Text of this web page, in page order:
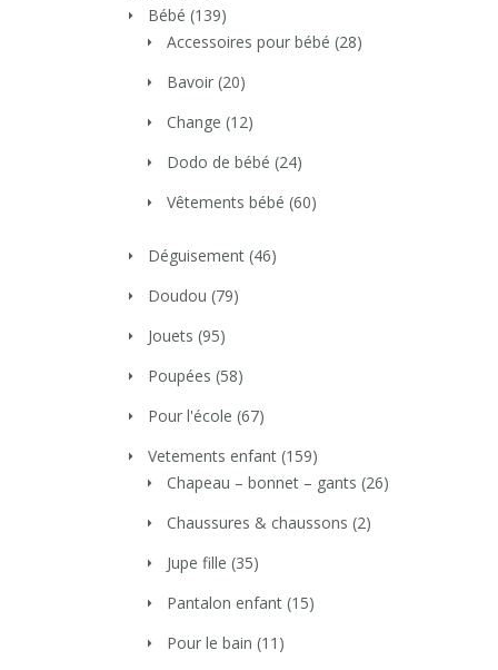
Bébé (139)
Accessoires pour bébé (28)
Bavoir (20)
Change (12)
Dodo de bébé (24)
Vêtements bébé (60)
Déguisement (46)
Doudou (79)
Jouets (95)
Poupées (58)
Pour l'école (67)
Vetements enfant (159)
Chapeau – bonnet – gants (26)
Chaussures & chaussons (2)
Jupe fille (35)
Pantalon enfant (15)
Pour le bain (11)